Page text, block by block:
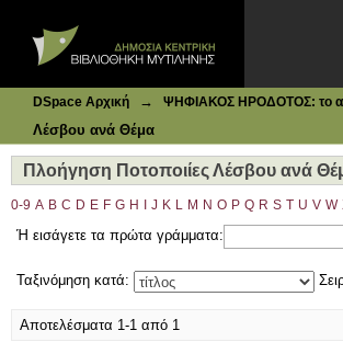
DSpace Αρχική → ΨΗΦΙΑΚΟΣ ΗΡΟΔΟΤΟΣ: το
Λέσβου ανά Θέμα
Πλοήγηση Ποτοποιίες Λέσβου ανά
0-9 A B C D E F G H J K L M N O P Q R S T U V W
Ή εισάγετε τα πρώτα γράμματα:
Ταξινόμηση κατά:
Αποτελέσματα 1-1 από 1